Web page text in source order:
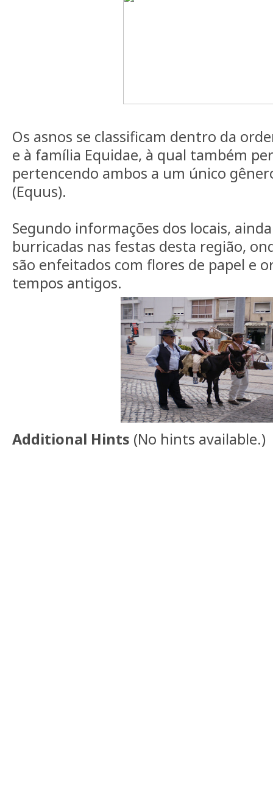
Os asnos se classificam dentro da
e à família Equidae, à qual também
pertencendo ambos a um único
(Equus).
Segundo informações dos locais,
burricadas nas festas desta região,
são enfeitados com flores de papel e
tempos antigos.
Additional Hints (No hints available.)